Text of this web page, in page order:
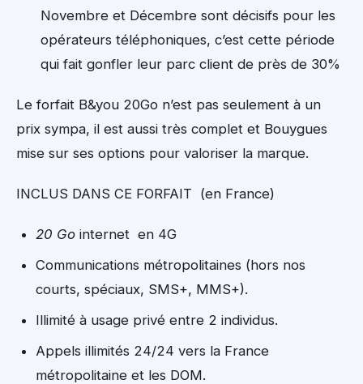
Novembre et Décembre sont décisifs pour les
opérateurs téléphoniques, c’est cette période
qui fait gonfler leur parc client de près de 30%
Le forfait B&you 20Go n’est pas seulement à un
prix sympa, il est aussi très complet et Bouygues
mise sur ses options pour valoriser la marque.
INCLUS DANS CE FORFAIT (en France)
20 Go internet en 4G
Communications métropolitaines (hors nos
courts, spéciaux, SMS+, MMS+).
Illimité à usage privé entre 2 individus.
Appels illimités 24/24 vers la France
métropolitaine et les DOM.